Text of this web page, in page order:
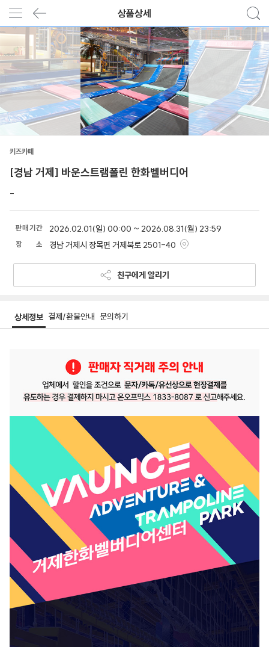
상품상세
키즈카페
[경남 거제] 바운스트램폴린 한화벨버디어
-
판매 기간 2026.02.01(일) 00:00 ~ 2026.08.31(월) 23:59
장 소 경남 거제시 장목면 거제북로 2501-40
친구에게 알리기
상세정보 결제/환불안내 문의하기